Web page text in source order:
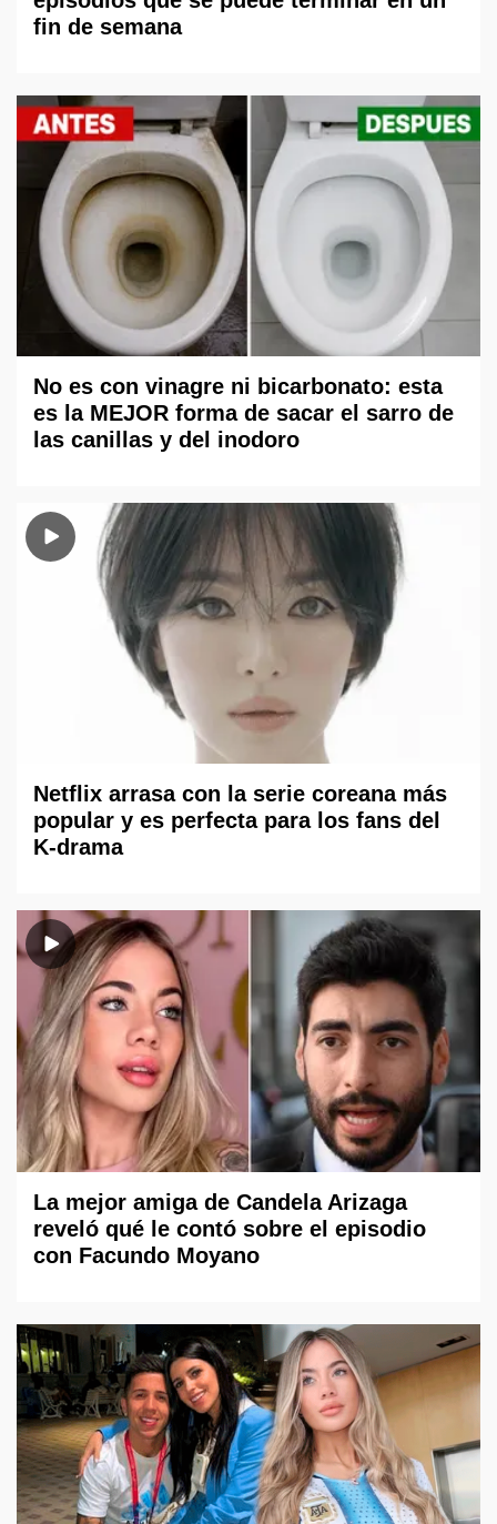
fin de semana
No es con vinagre ni bicarbonato: esta
es la MEJOR forma de sacar el sarro de
las canillas y del inodoro
Netflix arrasa con la serie coreana más
popular y es perfecta para los fans del
K-drama
La mejor amiga de Candela Arizaga
reveló qué le contó sobre el episodio
con Facundo Moyano